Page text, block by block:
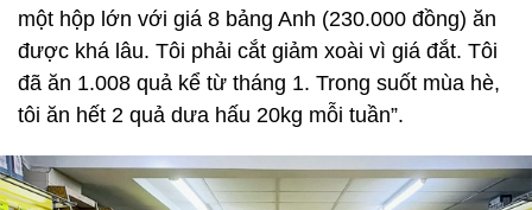
một hộp lớn với giá 8 bảng Anh (230.000 đồng) ăn
được khá lâu. Tôi phải cắt giảm xoài vì giá đắt. Tôi
đã ăn 1.008 quả kể từ tháng 1. Trong suốt mùa hè,
tôi ăn hết 2 quả dưa hấu 20kg mỗi tuần”.